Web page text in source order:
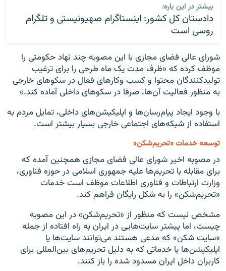
بیشتر در این باره:
دادستان کل کشور: اینستاگرام صهیونیستی و تلگرام
روسی است
شورای عالی فضای مجازی با این مصوبه چند نهاد حکومتی را
موظف کرده که «ظرف مدت یک ماه طرحی را برای ترغیب
تولیدکنندگان محتوا و کسب وکارهای فعال در سکوهای خارجی
به منظور فعالیت آن‌ها، صرفا در سکوهای داخلی آماده کند.»
با وجود ایجاد پیام‌رسان‌ها و اپلیکیشن‌های داخلی، تمایل مردم به
استفاده از شبکه‌های اجتماعی خارجی بسیار بیشتر است.
توسعه خدمات «تحریم‌شکن»
در مصوبه اخیر شورای عالی فضای مجازی همچنین آمده که
برای مقابله با تحریم‌ها علیه جمهوری اسلامی در حوزه فناوری،
وزارت ارتباطات و فناوری اطلاعات موظف است خدمات
«تحریم‌شکن» را به شکل رایگان فراهم کند.
مشخص نیست که منظور از «تحریم‌شکن» در این مصوبه
چیست، اما پیشتر سایت‌هایی در ایران به راه افتاده از جمله
«سایت شکن» که مدعی هستند می‌توانند سایت‌ها یا
اپلیکیشن‌ها یا خدماتی که به دلیل تحریم‌های بین‌المللی برای
کاربران داخل ایران مسدود شده را باز کنند.